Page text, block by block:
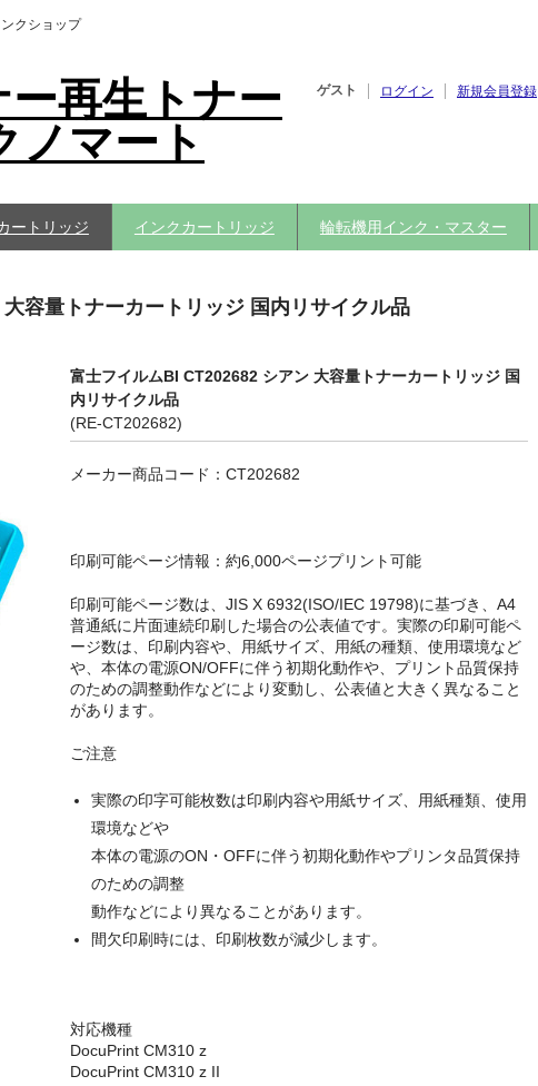
クショップ
再生トナー
ノマート
ゲスト ログイン 新規会員登録
ートリッジ インクカートリッジ 輪転機用インク・マスター
容量トナーカートリッジ 国内リサイクル品
富士フイルムBI CT202682 シアン 大容量トナーカートリッジ 国
内リサイクル品
(RE-CT202682)
メーカー商品コード：CT202682
印刷可能ページ情報：約6,000ページプリント可能
印刷可能ページ数は、JIS X 6932(ISO/IEC 19798)に基づき、A4
普通紙に片面連続印刷した場合の公表値です。実際の印刷可能ペ
ージ数は、印刷内容や、用紙サイズ、用紙の種類、使用環境など
や、本体の電源ON/OFFに伴う初期化動作や、プリント品質保持
のための調整動作などにより変動し、公表値と大きく異なること
があります。
ご注意
実際の印字可能枚数は印刷内容や用紙サイズ、用紙種類、使用
環境などや
本体の電源のON・OFFに伴う初期化動作やプリンタ品質保持
のための調整
動作などにより異なることがあります。
間欠印刷時には、印刷枚数が減少します。
対応機種
DocuPrint CM310 z
DocuPrint CM310 z II